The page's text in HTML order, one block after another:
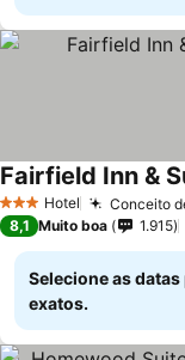
3 EstrelasHotel Conceito
8,1 Muito boa 1.915
Selecione as
exatos.